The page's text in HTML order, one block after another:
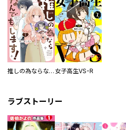
推しの為ならなんでもします！ 女子高生VS-R
ラブストーリー